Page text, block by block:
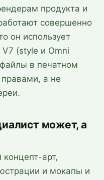
продукта и
совершенно
он использует
(style и Omni
в печатном
а не
может, а
арт,
и мокапы и